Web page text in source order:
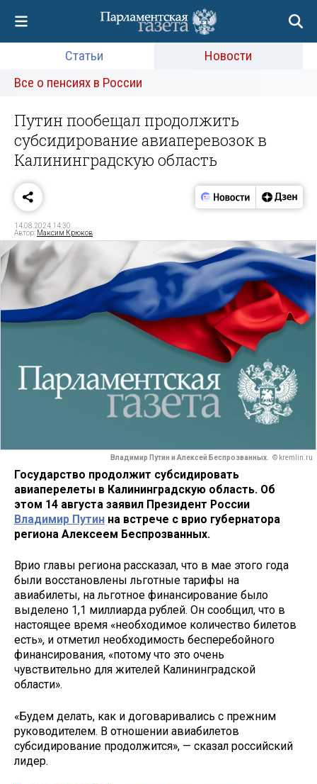
Статьи
Новости
Все о пенсиях в России
Путин пообещал продолжить
субсидирование авиаперевозок в
Калининградскую область
14.08.2024 14:30
Автор: Максим Крюков
Владимир Путин и Алексей Беспрозванных. © kremlin.ru
Государство продолжит субсидировать
авиаперелеты в Калининградскую область. Об
этом 14 августа заявил Президент России
Владимир Путин на встрече с врио губернатора
региона Алексеем Беспрозванных.
Врио главы региона рассказал, что в мае этого года
были восстановлены льготные тарифы на
авиабилеты, на льготное финансирование было
выделено 1,1 миллиарда рублей. Он сообщил, что в
настоящее время «необходимое количество билетов
есть», и отметил необходимость бесперебойного
финансирования, «потому что это очень
чувствительно для жителей Калининградской
области».
«Будем делать, как и договаривались с прежним
руководителем. В отношении авиабилетов
субсидирование продолжится», — сказал российский
лидер.